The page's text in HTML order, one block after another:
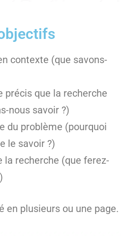
contexte (que savons-
précis que la recherche
nous savoir ?)
du problème (pourquoi
le savoir ?)
la recherche (que ferez-
en plusieurs ou une page.